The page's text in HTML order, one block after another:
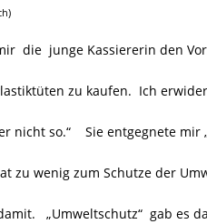
die junge Kassiererin den
zu kaufen. Ich
nicht so.“ Sie entgegnete mir
zu wenig zum Schutze der
„Umweltschutz“ gab es